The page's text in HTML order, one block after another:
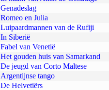
Genadeslag
Romeo en Julia
Luipaardmannen van de Rufiji
In Siberië
Fabel van Venetië
Het gouden huis van Samarkand
De jeugd van Corto Maltese
Argentijnse tango
De Helvetiërs